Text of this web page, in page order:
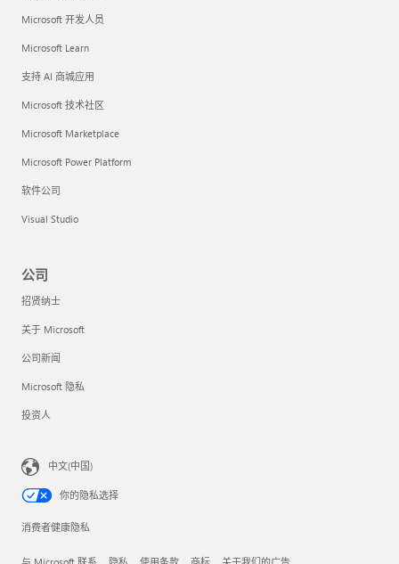
Microsoft 开发人员
Microsoft Learn
支持 AI 商城应用
Microsoft 技术社区
Microsoft Marketplace
Microsoft Power Platform
软件公司
Visual Studio
公司
招贤纳士
关于 Microsoft
公司新闻
Microsoft 隐私
投资人
中文(中国)
你的隐私选择
消费者健康隐私